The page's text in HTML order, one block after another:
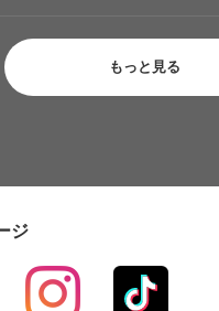
もっと見る
ジ